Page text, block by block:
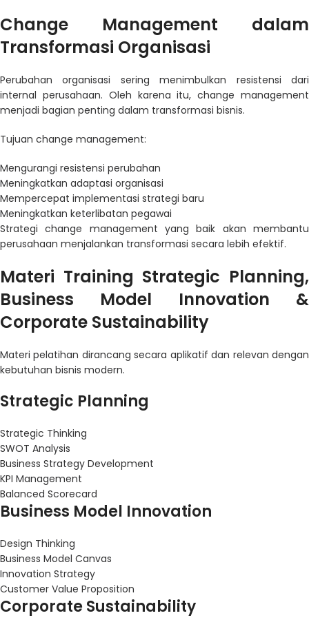
Change Management dalam
Transformasi Organisasi
Perubahan organisasi sering menimbulkan resistensi dari
internal perusahaan. Oleh karena itu, change management
menjadi bagian penting dalam transformasi bisnis.
Tujuan change management:
Mengurangi resistensi perubahan
Meningkatkan adaptasi organisasi
Mempercepat implementasi strategi baru
Meningkatkan keterlibatan pegawai
Strategi change management yang baik akan membantu
perusahaan menjalankan transformasi secara lebih efektif.
Materi Training Strategic Planning,
Business Model Innovation &
Corporate Sustainability
Materi pelatihan dirancang secara aplikatif dan relevan dengan
kebutuhan bisnis modern.
Strategic Planning
Strategic Thinking
SWOT Analysis
Business Strategy Development
KPI Management
Balanced Scorecard
Business Model Innovation
Design Thinking
Business Model Canvas
Innovation Strategy
Customer Value Proposition
Corporate Sustainability